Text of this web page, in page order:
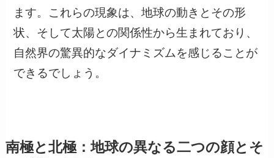
ます。これらの現象は、地球の動きとその形
状、そして太陽との関係性から生まれており、
自然界の驚異的なダイナミズムを感じることが
できるでしょう。
南極と北極：地球の異なる二つの顔とそ